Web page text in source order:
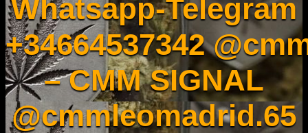
Whatsapp-Telegram
+34664537342
– CMM SIGNAL
@cmmleomadrid.65